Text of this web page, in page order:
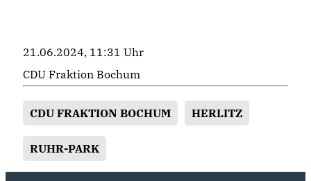
21.06.2024, 11:31 Uhr
CDU Fraktion Bochum
CDU FRAKTION BOCHUM HERLITZ
RUHR-PARK